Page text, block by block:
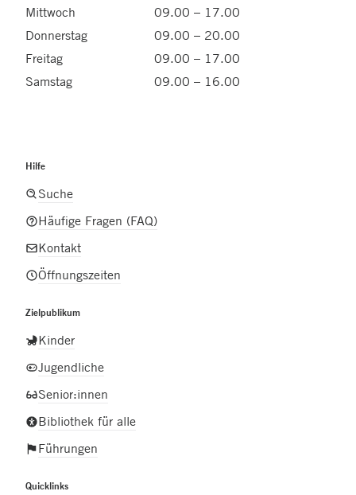
Mittwoch
09.00 – 17.00
Donnerstag
09.00 – 20.00
Freitag
09.00 – 17.00
Samstag
09.00 – 16.00
Hilfe
Suche
Häufige Fragen (FAQ)
Kontakt
Öffnungszeiten
Zielpublikum
Kinder
Jugendliche
Senior:innen
Bibliothek für alle
Führungen
Quicklinks